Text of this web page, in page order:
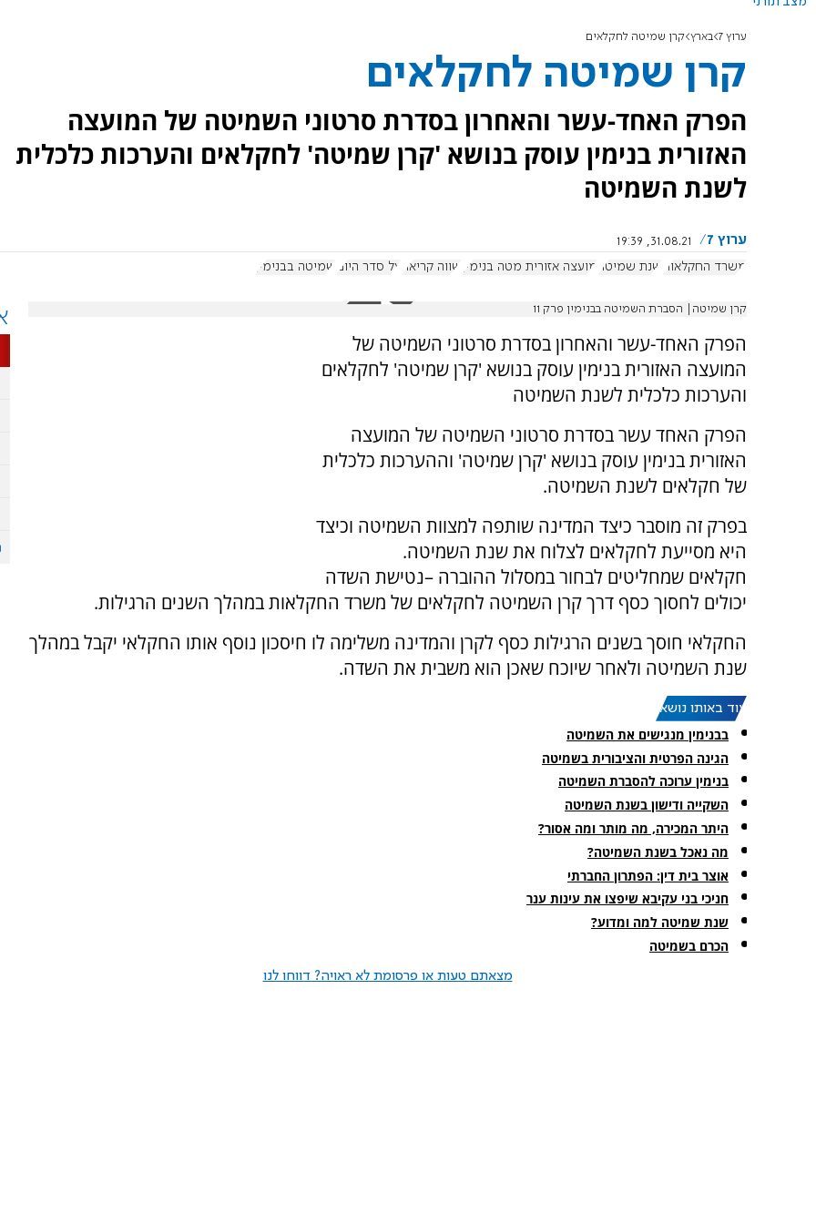
ערוץ 7 בארץ קרן שמיטה לחקלאים
קרן שמיטה לחקלאים
הפרק האחד-עשר והאחרון בסדרת סרטוני השמיטה של המועצה
האזורית בנימין עוסק בנושא 'קרן שמיטה' לחקלאים והערכות כלכלית
לשנת השמיטה
ערוץ 7
31.08.21, 19:39
משרד החקלאות
שנת שמיטה מועצה אזורית מטה בנימין שווה קריאה על סדר היום שמיטה בבנימין
קרן שמיטה| הסברת השמיטה בבנימין פרק 11
הפרק האחד-עשר והאחרון בסדרת סרטוני השמיטה של
המועצה האזורית בנימין עוסק בנושא 'קרן שמיטה' לחקלאים
והערכות כלכלית לשנת השמיטה
הפרק האחד עשר בסדרת סרטוני השמיטה של המועצה
האזורית בנימין עוסק בנושא 'קרן שמיטה' וההערכות כלכלית
של חקלאים לשנת השמיטה.
בפרק זה מוסבר כיצד המדינה שותפה למצוות השמיטה וכיצד
היא מסייעת לחקלאים לצלוח את שנת השמיטה.
חקלאים שמחליטים לבחור במסלול ההוברה –נטישת השדה
יכולים לחסוך כסף דרך קרן השמיטה לחקלאים של משרד החקלאות במהלך השנים הרגילות.
החקלאי חוסך בשנים הרגילות כסף לקרן והמדינה משלימה לו חיסכון נוסף אותו החקלאי יקבל במהלך
שנת השמיטה ולאחר שיוכח שאכן הוא משבית את השדה.
עוד באותו נושא:
בבנימין מנגישים את השמיטה
הגינה הפרטית והציבורית בשמיטה
בנימין ערוכה להסברת השמיטה
השקייה ודישון בשנת השמיטה
היתר המכירה, מה מותר ומה אסור?
מה נאכל בשנת השמיטה?
אוצר בית דין: הפתרון החברתי
חניכי בני עקיבא שיפצו את עינות ענר
שנת שמיטה למה ומדוע?
הכרם בשמיטה
מצאתם טעות או פרסומת לא ראויה? דווחו לנו